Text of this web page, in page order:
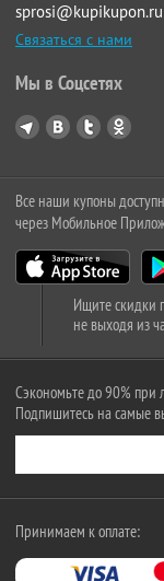
sprosi@kupikupon.ru
Связаться с нами
Мы в Соцсетях
Все наши купоны
через Мобильное
Ищите скидки
не выходя из
Сэкономьте до 90% при
Подпишитесь на самые
Принимаем к оплате: